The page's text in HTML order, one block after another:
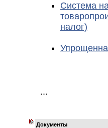
Система
налог)
...
Документы